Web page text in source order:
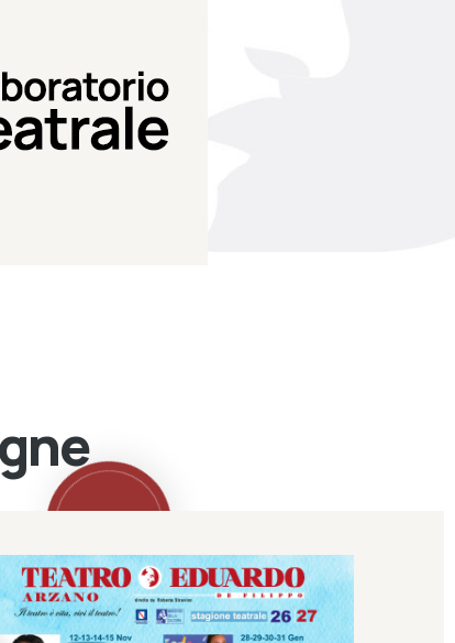
di teatro del
Eduardo de Filippo